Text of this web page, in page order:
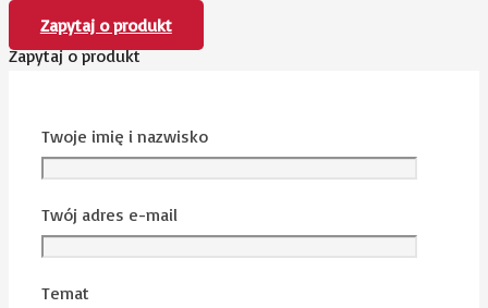
Zapytaj o produkt
Zapytaj o produkt
Twoje imię i nazwisko
Twój adres e-mail
Temat